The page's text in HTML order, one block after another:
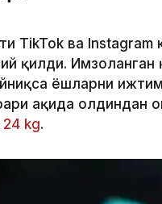
TikTok ва Instagram
қилди. Имзоланган
ёшларни
ҳақида олдиндан
24 kg.